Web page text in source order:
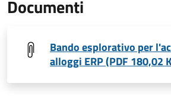
Documenti
Bando esplorativo per
alloggi ERP (PDF 180,02